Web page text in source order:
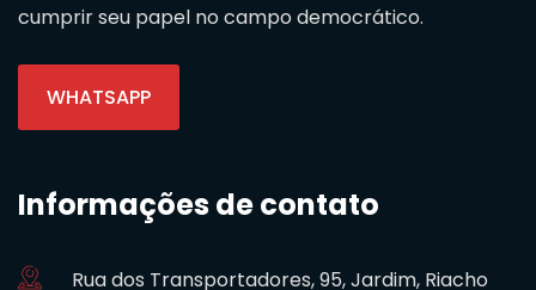
cumprir seu papel no campo democrático.
WHATSAPP
Informações de contato
Rua dos Transportadores, 95, Jardim, Riacho